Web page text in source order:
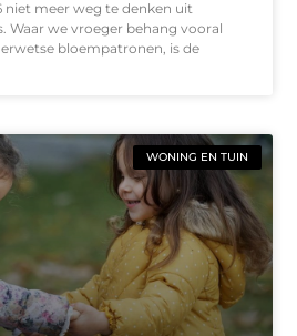
niet meer weg te denken uit
Waar we vroeger behang vooral
bloempatronen, is de
WONING EN TUIN